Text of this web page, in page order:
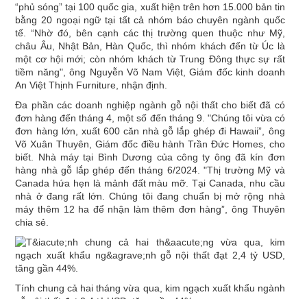
“phủ sóng” tại 100 quốc gia, xuất hiện trên hơn 15.000 bản tin
bằng 20 ngoại ngữ tại tất cả nhóm báo chuyên ngành quốc
tế. “Nhờ đó, bên cạnh các thị trường quen thuộc như Mỹ,
châu Âu, Nhật Bản, Hàn Quốc, thì nhóm khách đến từ Úc là
một cơ hội mới; còn nhóm khách từ Trung Đông thực sự rất
tiềm năng", ông Nguyễn Võ Nam Việt, Giám đốc kinh doanh
An Việt Thịnh Furniture, nhận định.
Đa phần các doanh nghiệp ngành gỗ nội thất cho biết đã có
đơn hàng đến tháng 4, một số đến tháng 9. "Chúng tôi vừa có
đơn hàng lớn, xuất 600 căn nhà gỗ lắp ghép đi Hawaii”, ông
Võ Xuân Thuyên, Giám đốc điều hành Trần Đức Homes, cho
biết. Nhà máy tại Bình Dương của công ty ông đã kín đơn
hàng nhà gỗ lắp ghép đến tháng 6/2024. "Thị trường Mỹ và
Canada hứa hẹn là mảnh đất màu mỡ. Tại Canada, nhu cầu
nhà ở đang rất lớn. Chúng tôi đang chuẩn bị mở rộng nhà
máy thêm 12 ha để nhận làm thêm đơn hàng”, ông Thuyên
chia sẻ.
Tính chung cả hai tháng vừa qua, kim ngạch xuất khẩu ngành